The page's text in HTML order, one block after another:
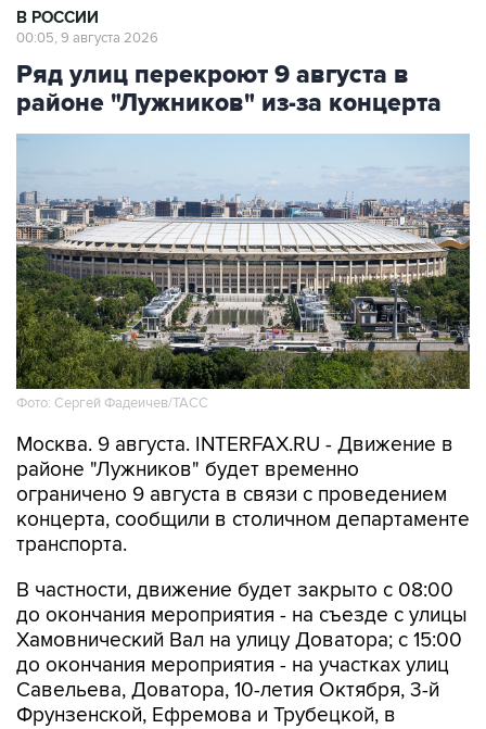
В РОССИИ
00:05, 9 августа 2026
Ряд улиц перекроют 9 августа в
районе "Лужников" из-за концерта
Фото: Сергей Фадеичев/ТАСС
Москва. 9 августа. INTERFAX.RU - Движение в
районе "Лужников" будет временно
ограничено 9 августа в связи с проведением
концерта, сообщили в столичном департаменте
транспорта.
В частности, движение будет закрыто с 08:00
до окончания мероприятия - на съезде с улицы
Хамовнический Вал на улицу Доватора; с 15:00
до окончания мероприятия - на участках улиц
Савельева, Доватора, 10-летия Октября, 3-й
Фрунзенской, Ефремова и Трубецкой, в